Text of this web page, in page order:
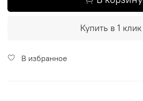
Купить в 1 клик
В избранное